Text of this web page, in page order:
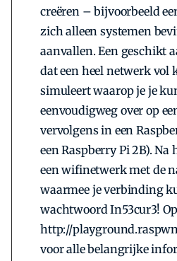
creëren – bijvoorbeeld
zich alleen systemen
aanvallen. Een geschikt
dat een heel netwerk vol
simuleert waarop je je
eenvoudigweg over op
vervolgens in een
een Raspberry Pi 2B).
een wifinetwerk met de
waarmee je verbinding
wachtwoord In53cur3!
http://
voor alle belangrijke